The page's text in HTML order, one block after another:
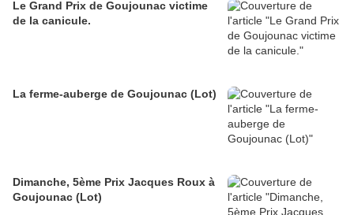
Le Grand Prix de Goujounac victime
de la canicule.
La ferme-auberge de Goujounac (Lot)
Dimanche, 5ème Prix Jacques Roux à
Goujounac (Lot)